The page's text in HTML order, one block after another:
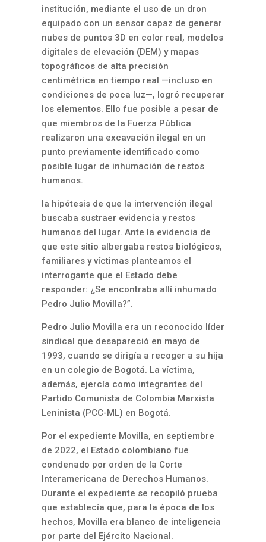
institución, mediante el uso de un dron
equipado con un sensor capaz de generar
nubes de puntos 3D en color real, modelos
digitales de elevación (DEM) y mapas
topográficos de alta precisión
centimétrica en tiempo real —incluso en
condiciones de poca luz—, logró recuperar
los elementos. Ello fue posible a pesar de
que miembros de la Fuerza Pública
realizaron una excavación ilegal en un
punto previamente identificado como
posible lugar de inhumación de restos
humanos.
la hipótesis de que la intervención ilegal
buscaba sustraer evidencia y restos
humanos del lugar. Ante la evidencia de
que este sitio albergaba restos biológicos,
familiares y víctimas planteamos el
interrogante que el Estado debe
responder: ¿Se encontraba allí inhumado
Pedro Julio Movilla?”.
Pedro Julio Movilla era un reconocido líder
sindical que desapareció en mayo de
1993, cuando se dirigía a recoger a su hija
en un colegio de Bogotá. La víctima,
además, ejercía como integrantes del
Partido Comunista de Colombia Marxista
Leninista (PCC-ML) en Bogotá.
Por el expediente Movilla, en septiembre
de 2022, el Estado colombiano fue
condenado por orden de la Corte
Interamericana de Derechos Humanos.
Durante el expediente se recopiló prueba
que establecía que, para la época de los
hechos, Movilla era blanco de inteligencia
por parte del Ejército Nacional.